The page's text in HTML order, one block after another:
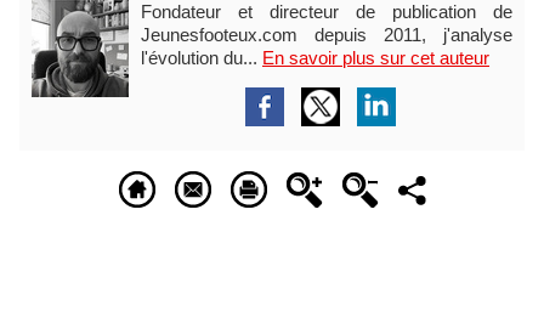
Fondateur et directeur de publication de
Jeunesfooteux.com depuis 2011, j'analyse
l'évolution du... En savoir plus sur cet auteur